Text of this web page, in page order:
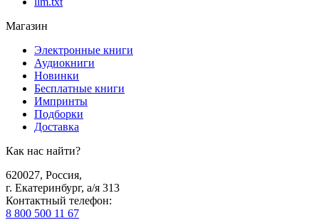
Магазин
Электронные книги
Аудиокниги
Новинки
Бесплатные книги
Импринты
Подборки
Доставка
Как нас найти?
620027, Россия,
г. Екатеринбург, а/я 313
Контактный телефон:
8 800 500 11 67